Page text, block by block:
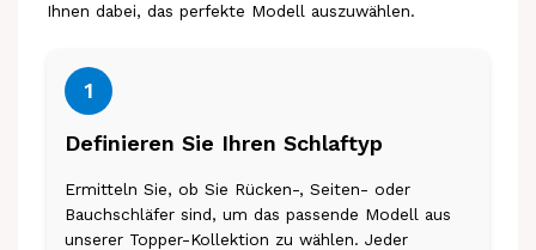
Ihnen dabei, das perfekte Modell auszuwählen.
1
Definieren Sie Ihren Schlaftyp
Ermitteln Sie, ob Sie Rücken-, Seiten- oder
Bauchschläfer sind, um das passende Modell aus
unserer Topper-Kollektion zu wählen. Jeder